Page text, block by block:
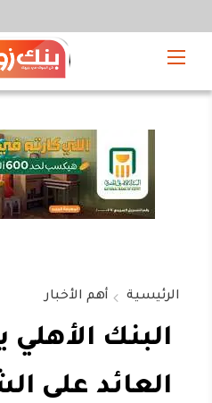
الرئيسية أهم الأخبار
البنك
العائد على